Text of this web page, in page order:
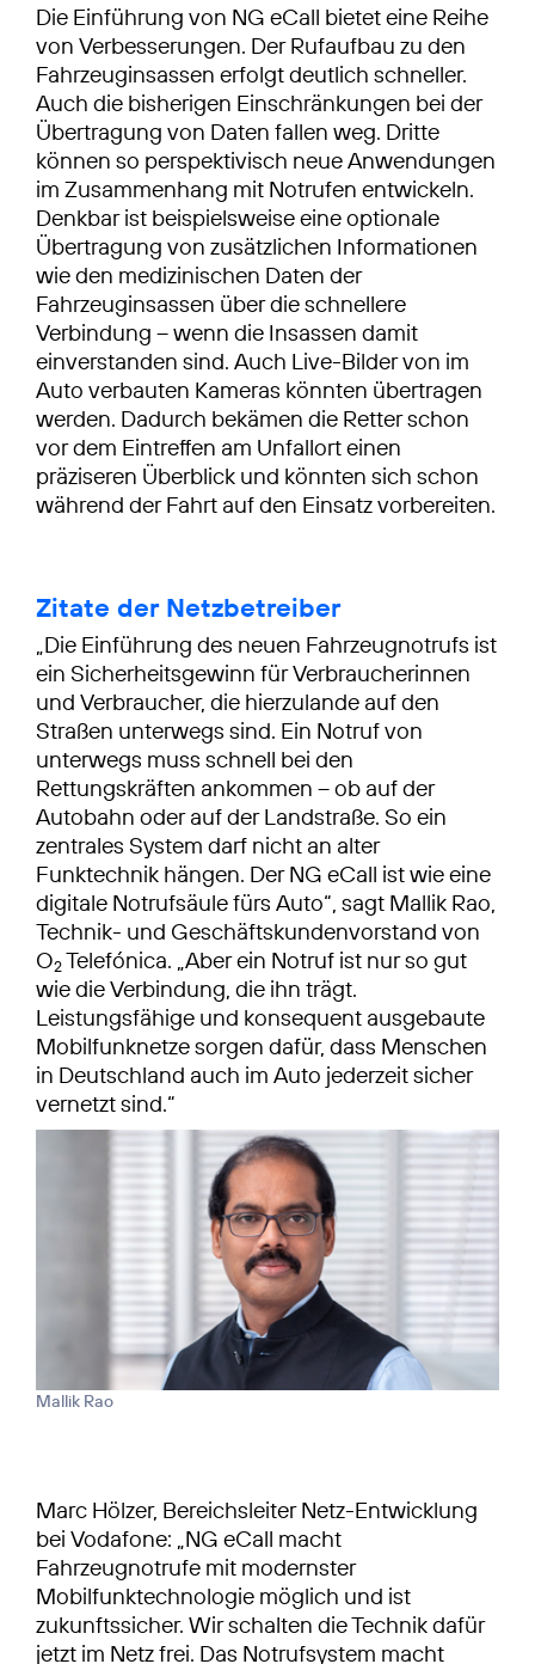
Die Einführung von NG eCall bietet eine Reihe
von Verbesserungen. Der Rufaufbau zu den
Fahrzeuginsassen erfolgt deutlich schneller.
Auch die bisherigen Einschränkungen bei der
Übertragung von Daten fallen weg. Dritte
können so perspektivisch neue Anwendungen
im Zusammenhang mit Notrufen entwickeln.
Denkbar ist beispielsweise eine optionale
Übertragung von zusätzlichen Informationen
wie den medizinischen Daten der
Fahrzeuginsassen über die schnellere
Verbindung – wenn die Insassen damit
einverstanden sind. Auch Live-Bilder von im
Auto verbauten Kameras könnten übertragen
werden. Dadurch bekämen die Retter schon
vor dem Eintreffen am Unfallort einen
präziseren Überblick und könnten sich schon
während der Fahrt auf den Einsatz vorbereiten.
Zitate der Netzbetreiber
„Die Einführung des neuen Fahrzeugnotrufs ist
ein Sicherheitsgewinn für Verbraucherinnen
und Verbraucher, die hierzulande auf den
Straßen unterwegs sind. Ein Notruf von
unterwegs muss schnell bei den
Rettungskräften ankommen – ob auf der
Autobahn oder auf der Landstraße. So ein
zentrales System darf nicht an alter
Funktechnik hängen. Der NG eCall ist wie eine
digitale Notrufsäule fürs Auto“, sagt Mallik Rao,
Technik- und Geschäftskundenvorstand von
O2Telefónica. „Aber ein Notruf ist nur so gut
wie die Verbindung, die ihn trägt.
Leistungsfähige und konsequent ausgebaute
Mobilfunknetze sorgen dafür, dass Menschen
in Deutschland auch im Auto jederzeit sicher
vernetzt sind.“
Mallik Rao
Marc Hölzer, Bereichsleiter Netz-Entwicklung
bei Vodafone: „NG eCall macht
Fahrzeugnotrufe mit modernster
Mobilfunktechnologie möglich und ist
zukunftssicher. Wir schalten die Technik dafür
jetzt im Netz frei. Das Notrufsystem macht